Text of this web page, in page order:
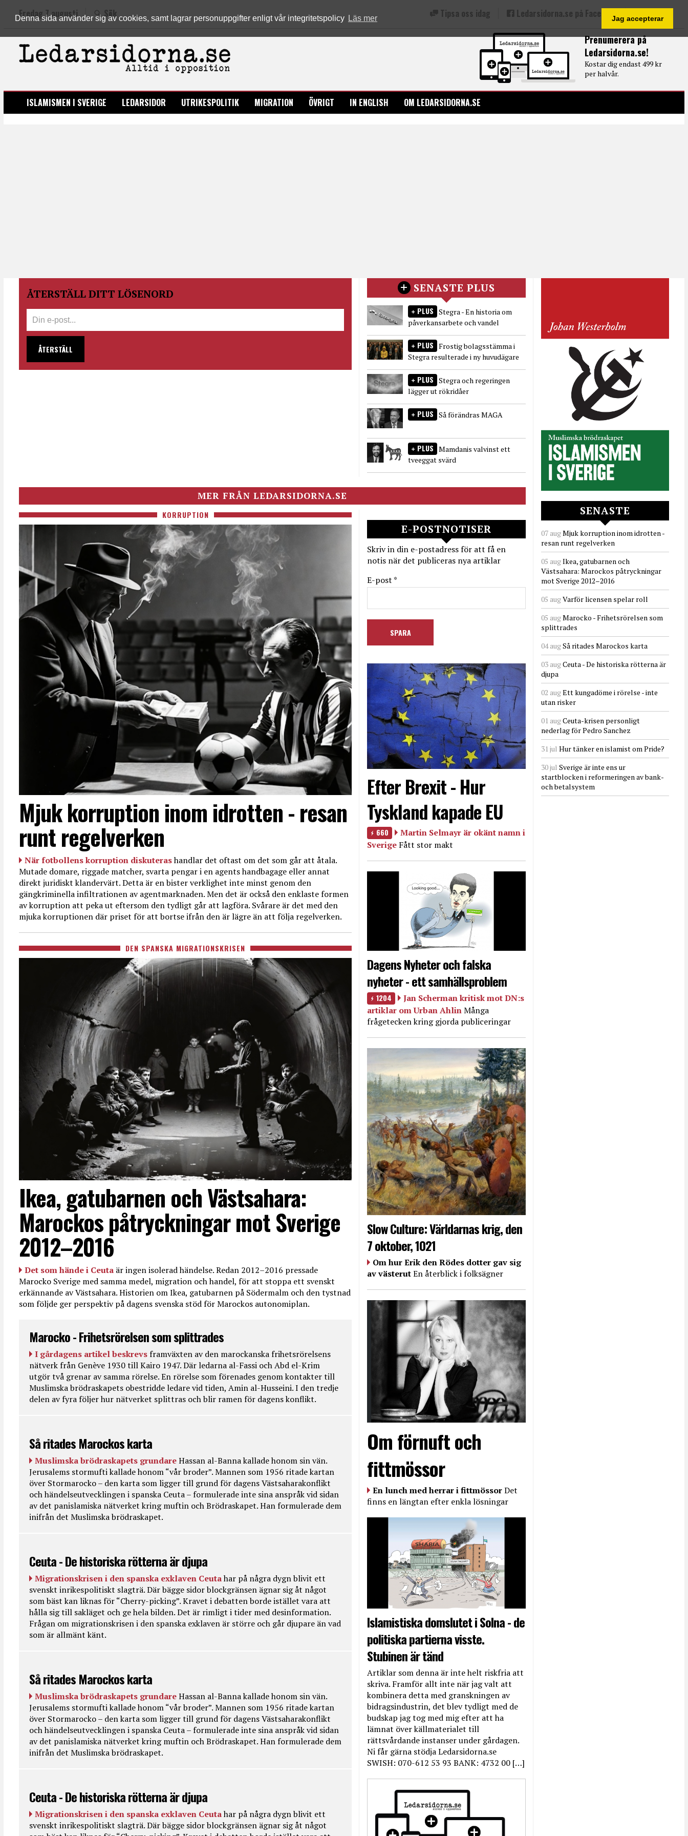
Denna sida använder sig av cookies, samt lagrar personuppgifter enligt vår integritetspolicy Läs mer Jag accepterar
Prenumerera på
Ledarsidorna.se!
Kostar dig endast 499 kr
per halvår.
Fredag 7 augusti Sök Tipsa oss idag Ledarsidorna.se på Facebook
LEDARSIDORNA.SE
ISLAMISMEN I SVERIGE LEDARSIDOR UTRIKESPOLITIK MIGRATION ÖVRIGT IN ENGLISH OM LEDARSIDORNA.SE
ÅTERSTÄLL DITT LÖSENORD
ÅTERSTÄLL
SENASTE PLUS
PLUS Stegra - En historia om
påverkansarbete och vandel
PLUS Frostig bolagsstämma i
Stegra resulterade i ny huvudägare
PLUS Stegra och regeringen
lägger ut rökridåer
PLUS Så förändras MAGA
PLUS Mamdanis valvinst ett
tveeggat svärd
MER FRÅN LEDARSIDORNA.SE
KORRUPTION
Mjuk korruption inom idrotten - resan
runt regelverken
När fotbollens korruption diskuterashandlar det oftast om det som går att åtala.
Mutade domare, riggade matcher, svarta pengar i en agents handbagage eller annat
direkt juridiskt klandervärt. Detta är en bister verklighet inte minst genom den
gängkriminella infiltrationen av agentmarknaden. Men det är också den enklaste formen
av korruption att peka ut eftersom den tydligt går att lagföra. Svårare är det med den
mjuka korruptionen där priset för att bortse ifrån den är lägre än att följa regelverken.
DEN SPANSKA MIGRATIONSKRISEN
Ikea, gatubarnen och Västsahara:
Marockos påtryckningar mot Sverige
2012–2016
Det som hände i Ceuta är ingen isolerad händelse. Redan 2012–2016 pressade
Marocko Sverige med samma medel, migration och handel, för att stoppa ett svenskt
erkännande av Västsahara. Historien om Ikea, gatubarnen på Södermalm och den tystnad
som följde ger perspektiv på dagens svenska stöd för Marockos autonomiplan.
Marocko - Frihetsrörelsen som splittrades
I gårdagens artikel beskrevs framväxten av den marockanska frihetsrörelsens
nätverk från Genève 1930 till Kairo 1947. Där ledarna al-Fassi och Abd el-Krim
utgör två grenar av samma rörelse. En rörelse som förenades genom kontakter till
Muslimska brödraskapets obestridde ledare vid tiden, Amin al-Husseini. I den tredje
delen av fyra följer hur nätverket splittras och blir ramen för dagens konflikt.
Så ritades Marockos karta
Muslimska brödraskapets grundareHassan al-Banna kallade honom sin vän.
Jerusalems stormufti kallade honom “vår broder”. Mannen som 1956 ritade kartan
över Stormarocko – den karta som ligger till grund för dagens Västsaharakonflikt
och händelseutvecklingen i spanska Ceuta – formulerade inte sina anspråk vid sidan
av det panislamiska nätverket kring muftin och Brödraskapet. Han formulerade dem
inifrån det Muslimska brödraskapet.
Ceuta - De historiska rötterna är djupa
Migrationskrisen i den spanska exklaven Ceutahar på några dygn blivit ett
svenskt inrikespolitiskt slagträ. Där bägge sidor blockgränsen ägnar sig åt något
som bäst kan liknas för “Cherry-picking”. Kravet i debatten borde istället vara att
hålla sig till sakläget och ge hela bilden. Det är rimligt i tider med desinformation.
Frågan om migrationskrisen i den spanska exklaven är större och går djupare än vad
som är allmänt känt.
Så ritades Marockos karta
Muslimska brödraskapets grundareHassan al-Banna kallade honom sin vän.
Jerusalems stormufti kallade honom “vår broder”. Mannen som 1956 ritade kartan
över Stormarocko – den karta som ligger till grund för dagens Västsaharakonflikt
och händelseutvecklingen i spanska Ceuta – formulerade inte sina anspråk vid sidan
av det panislamiska nätverket kring muftin och Brödraskapet. Han formulerade dem
inifrån det Muslimska brödraskapet.
Ceuta - De historiska rötterna är djupa
Migrationskrisen i den spanska exklaven Ceutahar på några dygn blivit ett
svenskt inrikespolitiskt slagträ. Där bägge sidor blockgränsen ägnar sig åt något
E-POSTNOTISER
Skriv in din e-postadress för att få en
notis när det publiceras nya artiklar
E-post *
Efter Brexit - Hur
Tyskland kapade EU
660
Martin Selmayr är okänt namn i
Sverige Fått stor makt
Dagens Nyheter och falska
nyheter - ett samhällsproblem
1204
Jan Scherman kritisk mot DN:s
artiklar om Urban AhlinMånga
frågetecken kring gjorda publiceringar
Slow Culture: Världarnas krig, den
7 oktober, 1021
Om hur Erik den Rödes dotter gav sig
av västerutEn återblick i folksägner
Om förnuft och
fittmössor
En lunch med herrar i fittmössorDet
finns en längtan efter enkla lösningar
Islamistiska domslutet i Solna - de
politiska partierna visste.
Stubinen är tänd
Artiklar som denna är inte helt riskfria att
skriva. Framför allt inte när jag valt att
kombinera detta med granskningen av
bidragsindustrin, det blev tydligt med de
budskap jag tog med mig efter att ha
lämnat över källmaterialet till
rättsvårdande instanser under gårdagen.
Ni får gärna stödja Ledarsidorna.se
SWISH: 070-612 53 93 BANK: 4732 00 […]
SENASTE
07 augMjuk korruption inom idrotten -
resan runt regelverken
05 augIkea, gatubarnen och
Västsahara: Marockos påtryckningar
mot Sverige 2012–2016
05 augVarför licensen spelar roll
05 augMarocko - Frihetsrörelsen som
splittrades
04 augSå ritades Marockos karta
03 augCeuta - De historiska rötterna är
djupa
02 augEtt kungadöme i rörelse - inte
utan risker
01 augCeuta-krisen personligt
nederlag för Pedro Sanchez
31 jul Hur tänker en islamist om Pride?
30 jul Sverige är inte ens ur
startblocken i reformeringen av bank-
och betalsystem